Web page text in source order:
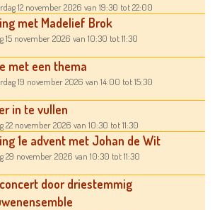
12 november 2026 van 19:30 tot 22:00
met Madelief Brok
15 november 2026 van 10:30 tot 11:30
met een thema
19 november 2026 van 14:00 tot 15:30
in te vullen
22 november 2026 van 10:30 tot 11:30
1e advent met Johan de Wit
29 november 2026 van 10:30 tot 11:30
door driestemmig